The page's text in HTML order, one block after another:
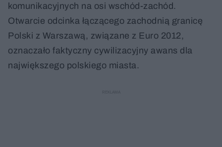
komunikacyjnych na osi wschód-zachód.
Otwarcie odcinka łączącego zachodnią granicę
Polski z Warszawą, związane z Euro 2012,
oznaczało faktyczny cywilizacyjny awans dla
największego polskiego miasta.